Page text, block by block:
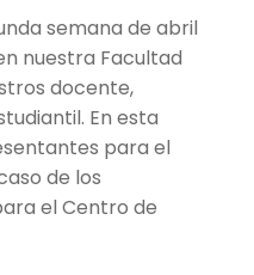
semana de abril
nuestra Facultad
docente,
En esta
para el
de los
el Centro de